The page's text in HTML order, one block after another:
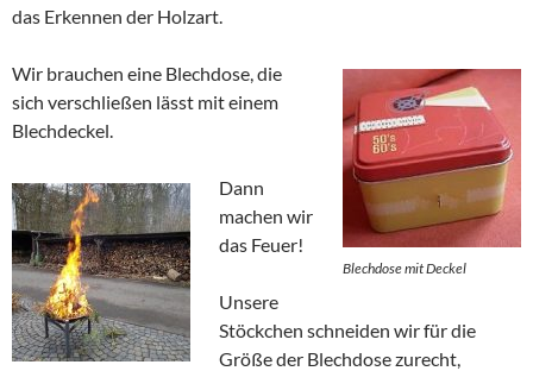
das Erkennen der Holzart.
Blechdose mit Deckel
Wir brauchen eine Blechdose, die
sich verschließen lässt mit einem
Blechdeckel.
Dann
machen wir
das Feuer!
Unsere
Stöckchen schneiden wir für die
Größe der Blechdose zurecht,